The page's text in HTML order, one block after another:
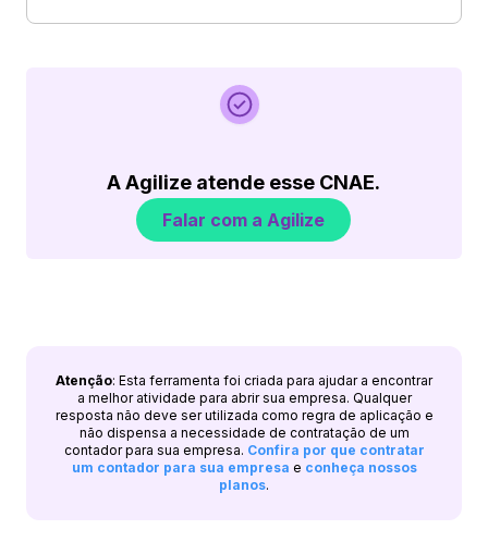
A Agilize atende esse CNAE.
Falar com a Agilize
Atenção: Esta ferramenta foi criada para ajudar a encontrar
a melhor atividade para abrir sua empresa. Qualquer
resposta não deve ser utilizada como regra de aplicação e
não dispensa a necessidade de contratação de um
contador para sua empresa. Confira por que contratar
um contador para sua empresa e conheça nossos
planos.